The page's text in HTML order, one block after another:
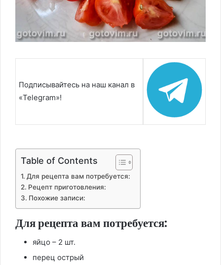
Подписывайтесь на наш канал в
«Telegram»!
Table of Contents
Для рецепта вам потребуется:
Рецепт приготовления:
Похожие записи:
Для рецепта вам потребуется:
яйцо – 2 шт.
перец острый